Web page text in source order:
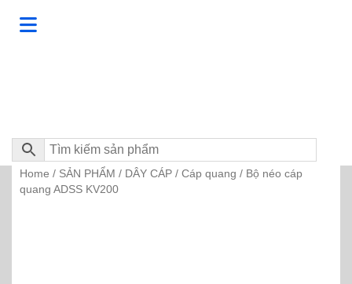
Home / SẢN PHẨM / DÂY CÁP / Cáp quang / Bộ néo cáp
quang ADSS KV200